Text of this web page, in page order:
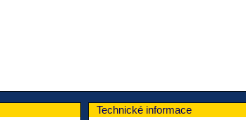
Technické informace